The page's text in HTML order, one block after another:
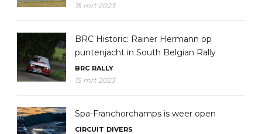
15 mrt 2023
BRC Historic: Rainer Hermann op
puntenjacht in South Belgian Rally
BRC RALLY
15 mrt 2023
Spa-Franchorchamps is weer open
CIRCUIT DIVERS